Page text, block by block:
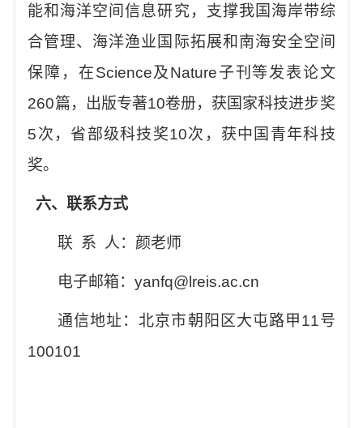
能和海洋空间信息研究，支撑我国海岸带综
合管理、海洋渔业国际拓展和南海安全空间
保障，在Science及Nature子刊等发表论文
260篇，出版专著10卷册，获国家科技进步奖
5次，省部级科技奖10次，获中国青年科技
奖。
六、联系方式
联 系 人：颜老师
电子邮箱：yanfq@lreis.ac.cn
通信地址：北京市朝阳区大屯路甲11号
100101